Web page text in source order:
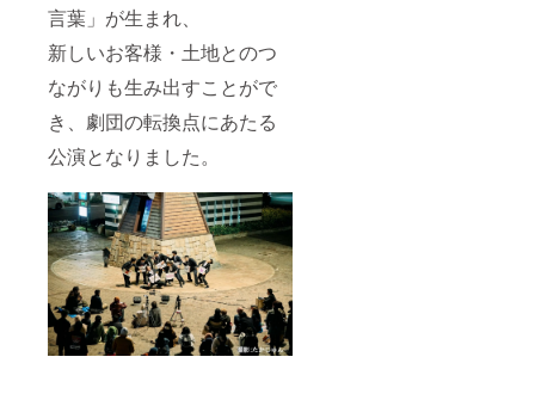
言葉」が生まれ、
新しいお客様・土地とのつ
ながりも生み出すことがで
き、劇団の転換点にあたる
公演となりました。